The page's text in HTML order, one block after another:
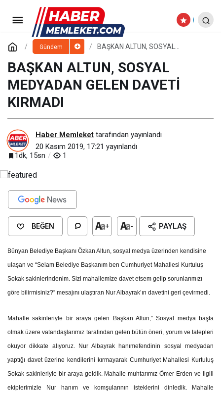
Gündem
BAŞKAN ALTUN, SOSYAL
KIRMADI
BAŞKAN ALTUN, SOSYAL
MEDYADAN GELEN DAVETİ
KIRMADI
Haber Memleket tarafından yayınlandı
20 Kasım 2019, 17:21 yayınlandı
1dk, 15sn
1
BEĞEN + - PAYLAŞ
Bünyan Belediye Başkanı Özkan Altun, sosyal medya üzerinden kendisine
ulaşan ve “Selam Belediye Başkanım ben Cumhuriyet Mahallesi Kurtuluş
Sokak sakinlerindenim. Sizi mahallemize davet etsem gelip sorunlarımızı
göre bilirmisiniz?” mesajını ulaştıran Nur Albayrak’ın davetini geri çevirmedi.
Mahalle sakinleriyle bir araya gelen Başkan Altun,” Sosyal medya başta
olmak üzere vatandaşlarımız tarafından gelen bütün öneri, yorum ve talepleri
okuyor dikkate alıyoruz. Nur Albayrak hanımefendinin sosyal medyadan
yaptığı davet üzerine kendilerini kırmayarak Cumhuriyet Mahallesi Kurtuluş
Sokak sakinleriyle bir araya geldik. Mahalle muhtarımız Ömer Erden ve ilgili
ekiplerimizle Nur hanım ve komşularının isteklerini dinledik. Mahalle
KAYSERİ, HAYIRSEVERLİK
ALANINDA DA TÜRKİYE’YE ÖRNEK
Yorum Yap